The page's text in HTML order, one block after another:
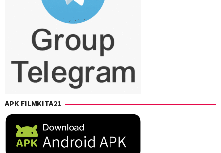
APK FILMKITA21